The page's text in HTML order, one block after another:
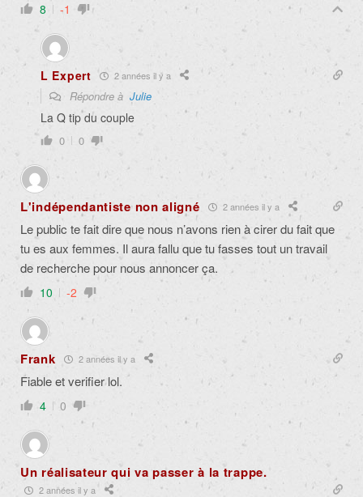
8 -1
L Expert 2 années il y a
Répondre à Julie
La Q tip du couple
0 0
L'indépendantiste non aligné 2 années il y a
Le public te fait dire que nous n’avons rien à cirer du fait que
tu es aux femmes. Il aura fallu que tu fasses tout un travail
de recherche pour nous annoncer ça.
10 -2
Frank 2 années il y a
Fiable et verifier lol.
4 0
Un réalisateur qui va passer à la trappe.
2 années il y a